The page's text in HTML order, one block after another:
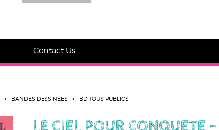
Contact Us
BANDES DESSINEES BD TOUS PUBLICS